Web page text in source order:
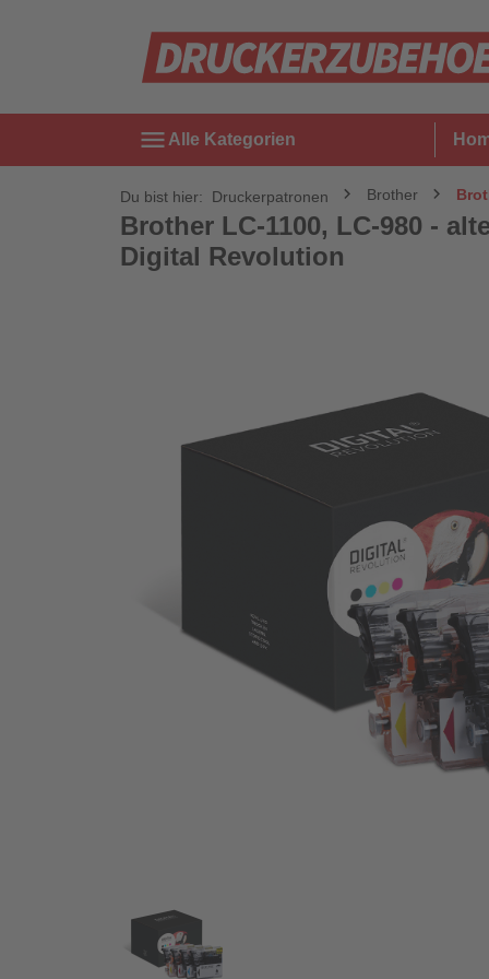
menu Alle Kategorien
Du bist hier: Druckerpatronen Brother
Brother LC-1100, LC-980 -
Digital Revolution